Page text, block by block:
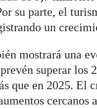
su parte, el
un
mostrará una
superar los
que en 2025. El